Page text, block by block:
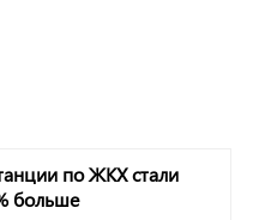
по ЖКХ стали
больше